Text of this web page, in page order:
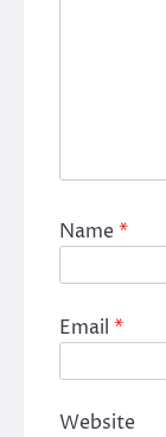
Name*
Email *
Website